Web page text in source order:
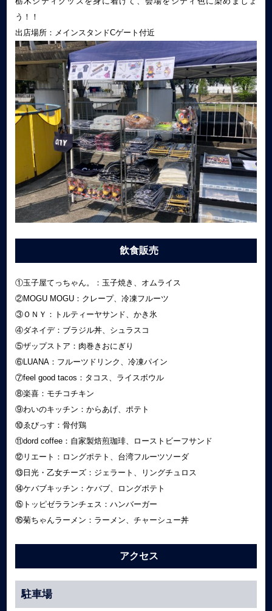
う！！
出店場所：メインスタンドCゲート付近
飲食販売
①玉子屋てっちゃん。：玉子焼き、オムライス
②MOGU MOGU：クレープ、冷凍フルーツ
③ＯＮＹ：トルティーヤサンド、かき氷
④ダネイデ：ブラジル丼、シュラスコ
⑤ザップストア：肉巻きおにぎり
⑥LUANA：フルーツドリンク、冷凍パイン
⑦feel good tacos：タコス、ライスボウル
⑧楽喜：モチコチキン
⑨わいのキッチン：からあげ、ポテト
⑩ゑびっす：骨付鶏
⑪dord coffee：自家製焙煎珈琲、ローストビーフサンド
⑫リエート：ロングポテト、台湾フルーツソーダ
⑬日光・乙女チーズ：ジェラート、リングチュロス
⑭ケバブキッチン：ケバブ、ロングポテト
⑮トッピゼラランチェス：ハンバーガー
⑯菊ちゃんラーメン：ラーメン、チャーシュー丼
アクセス
駐車場